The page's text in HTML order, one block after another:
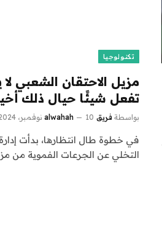
تكنولوجيا
مزيل الاحتقان الشعبي لا
تفعل شيئًا حيال ذلك
بواسطة فريق alwahah 10 نوفمبر، 2024
في خطوة طال انتظارها، بدأت
التخلي عن الجرعات الفموية من